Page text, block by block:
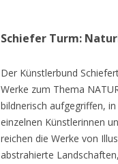
Schiefer Turm:
Der Künstlerbund
Werke zum Thema
bildnerisch aufgegriffen,
einzelnen Künstlerinnen
reichen die Werke von
abstrahierte